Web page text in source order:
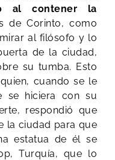
al contener la
de Corinto, como
al filósofo y lo
de la ciudad,
su tumba. Esto
cuando se le
se hiciera con su
respondió que
la ciudad para que
estatua de él se
Turquía, que lo